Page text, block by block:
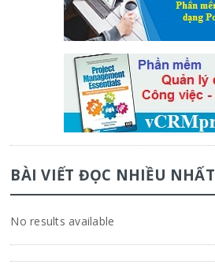
BÀI VIẾT ĐỌC NHIỀU NHẤT
No results available